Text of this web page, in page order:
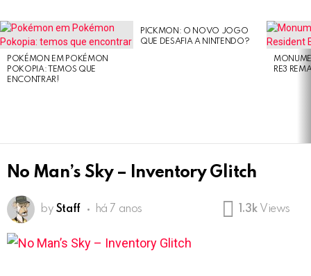
LATEST
STORIES
POKÉMON EM POKÉMON
POKOPIA: TEMOS QUE
ENCONTRAR!
PICKMON: O NOVO JOGO
QUE DESAFIA A NINTENDO?
RE3
No Man’s Sky – Inventory Glitch
by Staff há 7 anos 1.3k Views